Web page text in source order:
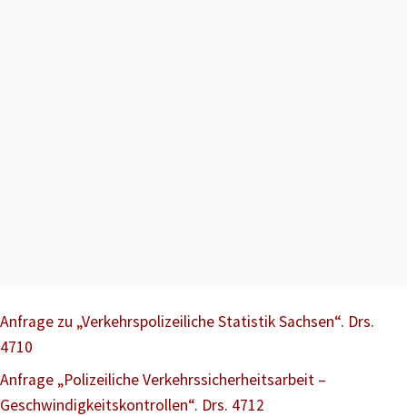
Anfrage zu „Verkehrspolizeiliche Statistik Sachsen“. Drs.
4710
Anfrage „Polizeiliche Verkehrssicherheitsarbeit –
Geschwindigkeitskontrollen“. Drs. 4712